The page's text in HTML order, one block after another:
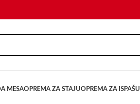
MESAOPREMA ZA STAJUOPREMA ZA ISPAŠU